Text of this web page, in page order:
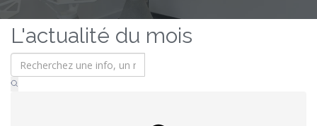
L'actualité du mois